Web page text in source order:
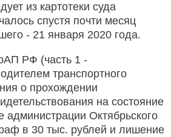
из картотеки суда
спустя почти месяц
- 21 января 2020 года.
РФ (часть 1 -
транспортного
о прохождении
на состояние
администрации Октябрьского
в 30 тыс. рублей и лишение